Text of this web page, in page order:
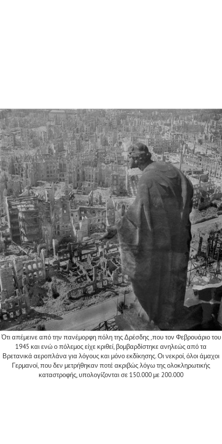
Ότι απέμεινε από την πανέμορφη πόλη της Δρέσδης ,που τον Φεβρουάριο του
1945 και ενώ ο πόλεμος είχε κριθεί, βομβαρδίστηκε ανηλεώς από τα
Βρετανικά αεροπλάνα για λόγους και μόνο εκδίκησης. Οι νεκροί, όλοι άμαχοι
Γερμανοί, που δεν μετρήθηκαν ποτέ ακριβώς λόγω της ολοκληρωτικής
καταστροφής, υπολογίζονται σε 150.000 με 200.000